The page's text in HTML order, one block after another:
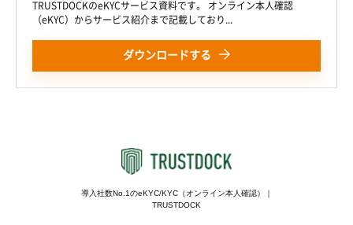
TRUSTDOCKのeKYCサービス資料です。 オンライン本人確認
（eKYC）からサービス紹介まで記載しており...
ダウンロードする
導入社数No.1のeKYC/KYC（オンライン本人確認）｜
TRUSTDOCK